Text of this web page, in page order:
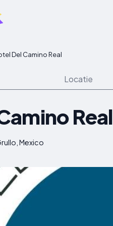
Del Camino Real
Locatie
Real
Mexico